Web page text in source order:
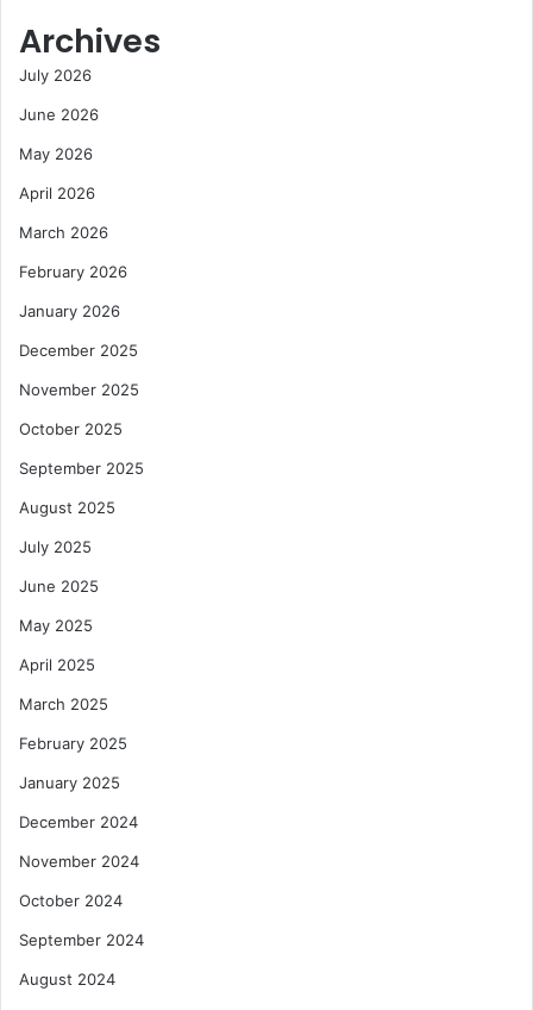
Archives
July 2026
June 2026
May 2026
April 2026
March 2026
February 2026
January 2026
December 2025
November 2025
October 2025
September 2025
August 2025
July 2025
June 2025
May 2025
April 2025
March 2025
February 2025
January 2025
December 2024
November 2024
October 2024
September 2024
August 2024